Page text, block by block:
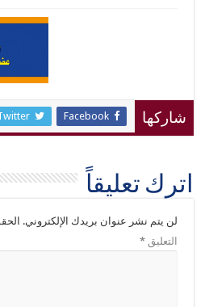
شاركها Facebook
اترك تعليقاً
لن يتم نشر عنوان بريدك الإلكتروني.
التعليق*